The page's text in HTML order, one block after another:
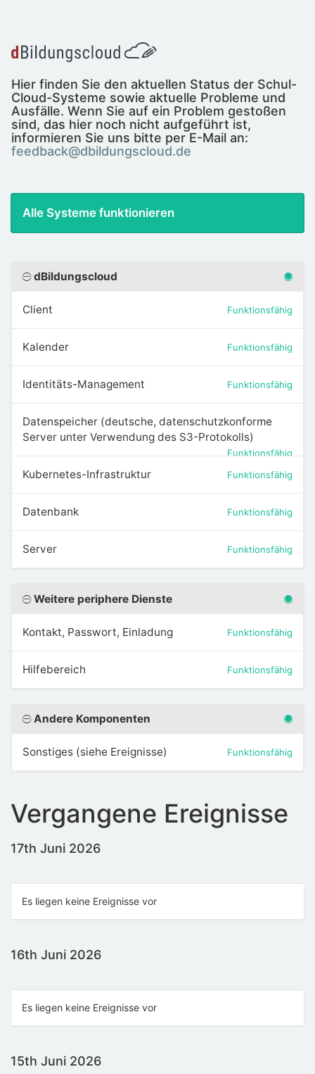
Hier finden Sie den aktuellen Status der Schul-
Cloud-Systeme sowie aktuelle Probleme und
Ausfälle. Wenn Sie auf ein Problem gestoßen
sind, das hier noch nicht aufgeführt ist,
informieren Sie uns bitte per E-Mail an:
feedback@dbildungscloud.de
Alle Systeme funktionieren
dBildungscloud
Client Funktionsfähig
Kalender Funktionsfähig
Identitäts-Management Funktionsfähig
Datenspeicher (deutsche, datenschutzkonforme
Server unter Verwendung des S3-Protokolls)
Funktionsfähig
Kubernetes-Infrastruktur Funktionsfähig
Datenbank Funktionsfähig
Server Funktionsfähig
Weitere periphere Dienste
Kontakt, Passwort, Einladung Funktionsfähig
Hilfebereich Funktionsfähig
Andere Komponenten
Sonstiges (siehe Ereignisse) Funktionsfähig
Vergangene Ereignisse
17th Juni 2026
Es liegen keine Ereignisse vor
16th Juni 2026
Es liegen keine Ereignisse vor
15th Juni 2026